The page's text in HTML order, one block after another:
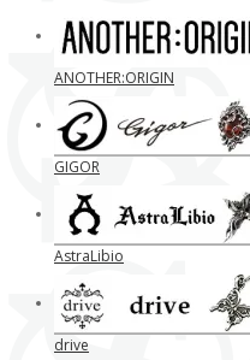
ANOTHER:ORIGIN
GIGOR
AstraLibio
drive